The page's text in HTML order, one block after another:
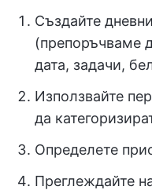
Създайте
(препоръчваме
дата, задачи,
Използвайте
да
Определете
Преглеждайте